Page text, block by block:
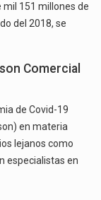
151 millones de
del 2018, se
Comercial
de Covid-19
en materia
lejanos como
especialistas en